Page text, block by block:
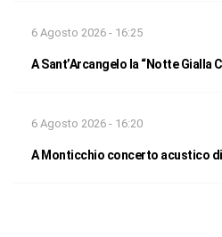
6 Agosto 2026 - 16:25
A Sant’Arcangelo la “Notte Gialla
6 Agosto 2026 - 16:20
A Monticchio concerto acustico